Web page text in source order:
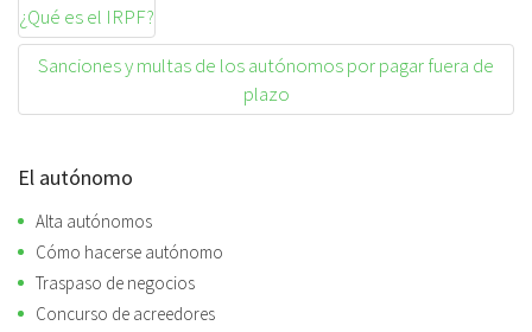
¿Qué es el IRPF?
Sanciones y multas de los autónomos por pagar fuera de
plazo
El autónomo
Alta autónomos
Cómo hacerse autónomo
Traspaso de negocios
Concurso de acreedores